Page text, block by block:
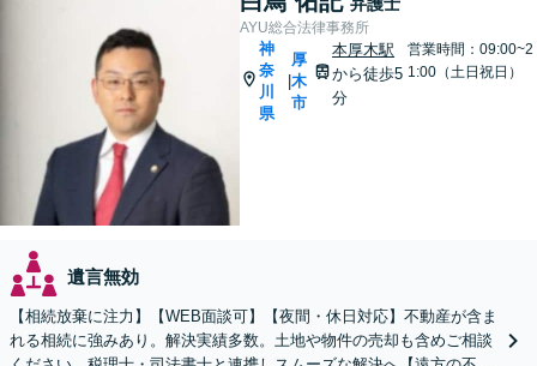
AYU総合法律事務所
神
奈
川
県
|
厚
木
市
本厚木駅
から徒歩5
分
営業時間：09:00~2
1:00（土日祝日）
遺言無効
【相続放棄に注力】【WEB面談可】【夜間・休日対応】不動産が含ま
れる相続に強みあり。解決実績多数。土地や物件の売却も含めご相談